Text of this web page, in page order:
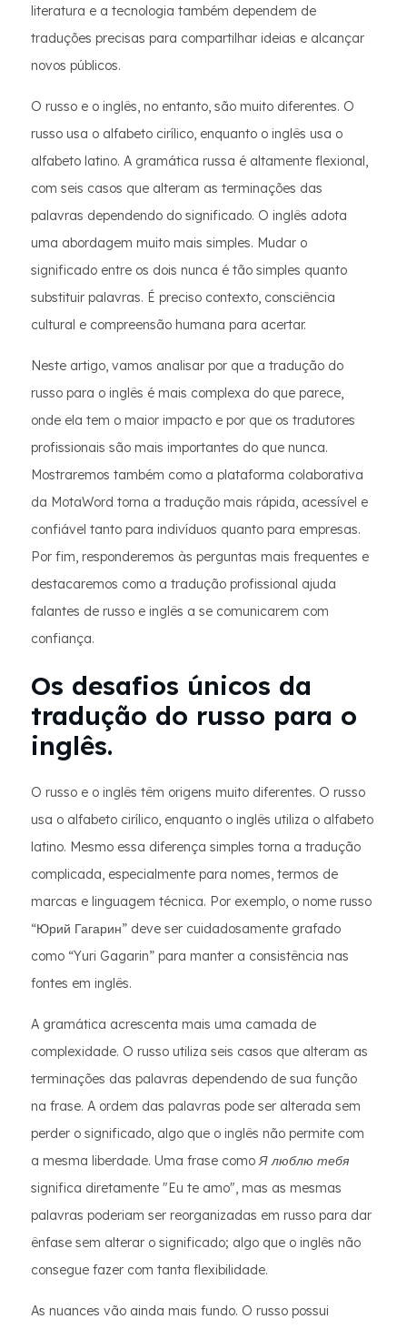
literatura e a tecnologia também dependem de
traduções precisas para compartilhar ideias e alcançar
novos públicos.
O russo e o inglês, no entanto, são muito diferentes. O
russo usa o alfabeto cirílico, enquanto o inglês usa o
alfabeto latino. A gramática russa é altamente flexional,
com seis casos que alteram as terminações das
palavras dependendo do significado. O inglês adota
uma abordagem muito mais simples. Mudar o
significado entre os dois nunca é tão simples quanto
substituir palavras. É preciso contexto, consciência
cultural e compreensão humana para acertar.
Neste artigo, vamos analisar por que a tradução do
russo para o inglês é mais complexa do que parece,
onde ela tem o maior impacto e por que os tradutores
profissionais são mais importantes do que nunca.
Mostraremos também como a plataforma colaborativa
da MotaWord torna a tradução mais rápida, acessível e
confiável tanto para indivíduos quanto para empresas.
Por fim, responderemos às perguntas mais frequentes e
destacaremos como a tradução profissional ajuda
falantes de russo e inglês a se comunicarem com
confiança.
Os desafios únicos da
tradução do russo para o
inglês.
O russo e o inglês têm origens muito diferentes. O russo
usa o alfabeto cirílico, enquanto o inglês utiliza o alfabeto
latino. Mesmo essa diferença simples torna a tradução
complicada, especialmente para nomes, termos de
marcas e linguagem técnica. Por exemplo, o nome russo
“Юрий Гагарин” deve ser cuidadosamente grafado
como “Yuri Gagarin” para manter a consistência nas
fontes em inglês.
A gramática acrescenta mais uma camada de
complexidade. O russo utiliza seis casos que alteram as
terminações das palavras dependendo de sua função
na frase. A ordem das palavras pode ser alterada sem
perder o significado, algo que o inglês não permite com
a mesma liberdade. Uma frase comoЯ люблю тебя
significa diretamente "Eu te amo", mas as mesmas
palavras poderiam ser reorganizadas em russo para dar
ênfase sem alterar o significado; algo que o inglês não
consegue fazer com tanta flexibilidade.
As nuances vão ainda mais fundo. O russo possui